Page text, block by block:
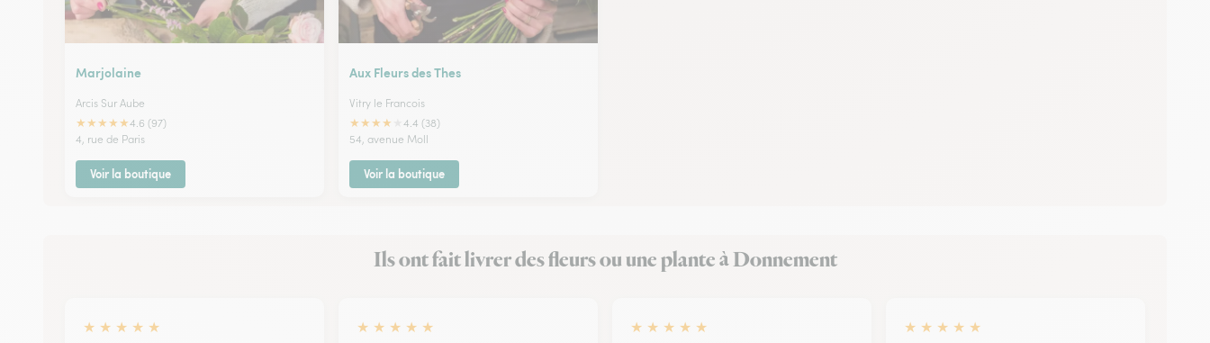
Marjolaine
Arcis Sur Aube
★★★★★4.6 (97)
4, rue de Paris
Voir la boutique
Aux Fleurs des Thes
Vitry le Francois
★★★★
4.4 (38)
54, avenue Moll
Voir la boutique
Ils ont fait livrer des fleurs ou une plante à Donnement
★ ★ ★ ★ ★
★ ★ ★ ★ ★
★ ★ ★ ★ ★
★ ★ ★ ★ ★